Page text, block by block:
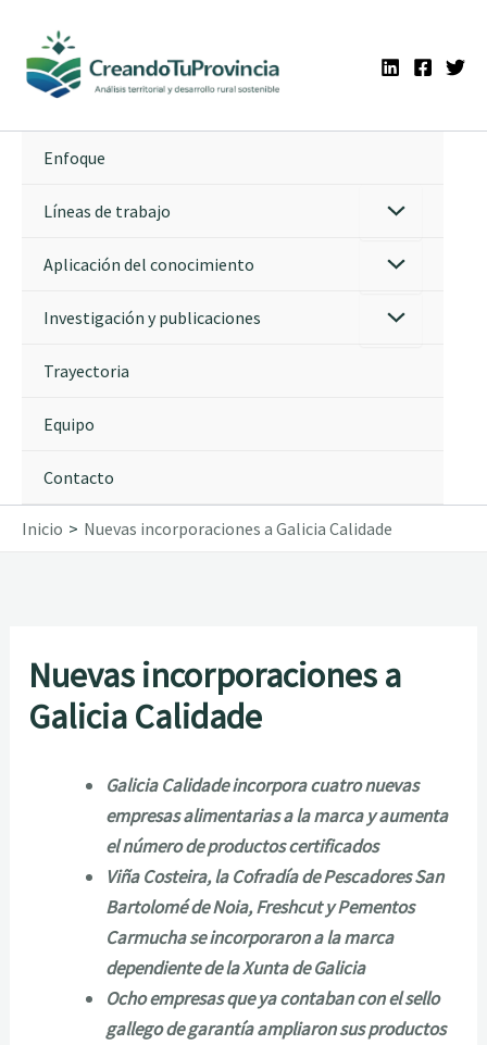
contenido
Enfoque
Líneas de trabajo
Aplicación del conocimiento
Investigación y publicaciones
Trayectoria
Equipo
Contacto
Inicio Nuevas incorporaciones a Galicia Calidade
Nuevas incorporaciones a
Galicia Calidade
Galicia Calidade incorpora cuatro nuevas
empresas alimentarias a la marca y aumenta
el número de productos certificados
Viña Costeira, la Cofradía de Pescadores San
Bartolomé de Noia, Freshcut y Pementos
Carmucha se incorporaron a la marca
dependiente de la Xunta de Galicia
Ocho empresas que ya contaban con el sello
gallego de garantía ampliaron sus productos